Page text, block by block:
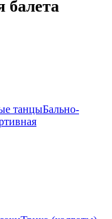
балета
танцыБально-